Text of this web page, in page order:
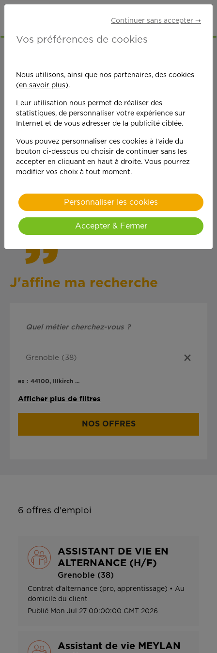
On est toujours plus
performant
quand on y met du
cœur !
J'affine ma recherche
ex : 44100, Illkirch ...
Afficher plus de filtres
NOS OFFRES
6 offres d'emploi
ASSISTANT DE VIE EN
ALTERNANCE (H/F)
Grenoble (38)
Contrat d'alternance (pro, apprentissage) • Au
domicile du client
Publié Mon Jul 27 00:00:00 GMT 2026
Assistant de vie MEYLAN
Continuer sans accepter ➝
Vos préférences de cookies
Nous utilisons, ainsi que nos partenaires, des cookies
(en savoir plus).
Leur utilisation nous permet de réaliser des
statistiques, de personnaliser votre expérience sur
Internet et de vous adresser de la publicité ciblée.
Vous pouvez personnaliser ces cookies à l'aide du
bouton ci-dessous ou choisir de continuer sans les
accepter en cliquant en haut à droite. Vous pourrez
modifier vos choix à tout moment.
Personnaliser les cookies
Accepter & Fermer